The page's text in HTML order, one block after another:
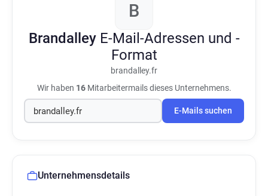
B
Brandalley E-Mail-Adressen und -
Format
brandalley.fr
Wir haben 16Mitarbeitermails dieses Unternehmens.
E-Mails suchen
Unternehmensdetails